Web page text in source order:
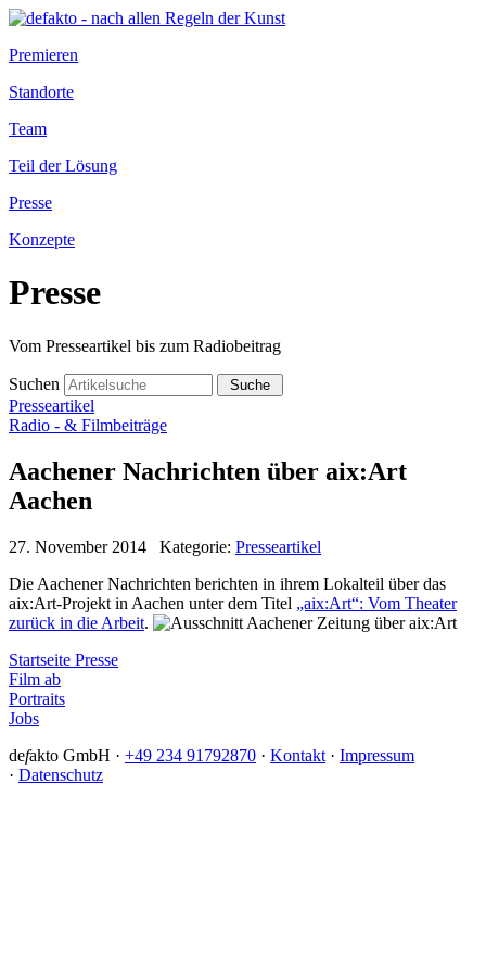
Premieren
Standorte
Team
Teil der Lösung
Presse
Konzepte
Presse
Vom Presseartikel bis zum Radiobeitrag
Suchen
Presseartikel
Radio - & Filmbeiträge
Aachener Nachrichten über aix:Art
Aachen
27. November 2014 Kategorie: Presseartikel
Die Aachener Nachrichten berichten in ihrem Lokalteil über das
aix:Art-Projekt in Aachen unter dem Titel „aix:Art“: Vom Theater
zurück in die Arbeit.
Startseite Presse
Film ab
Portraits
Jobs
defakto GmbH · +49 234 91792870 · Kontakt · Impressum
· Datenschutz